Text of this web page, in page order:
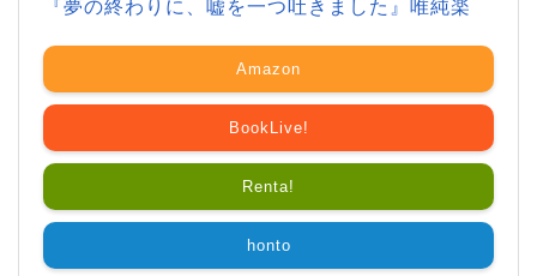
『夢の終わりに、嘘を一つ吐きました』唯純楽
Amazon
BookLive!
Renta!
honto